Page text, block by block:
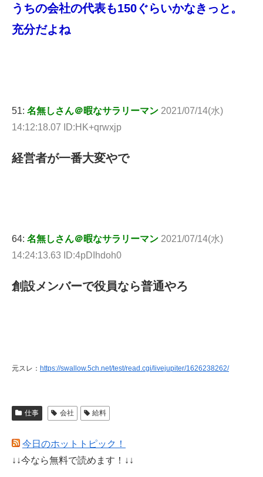
うちの会社の代表も150ぐらいかなきっと。
充分だよね
51: 名無しさん＠暇なサラリーマン 2021/07/14(水)
14:12:18.07 ID:HK+qrwxjp
経営者が一番大変やで
64: 名無しさん＠暇なサラリーマン 2021/07/14(水)
14:24:13.63 ID:4pDIhdoh0
創設メンバーで役員なら普通やろ
元スレ： https://swallow.5ch.net/test/read.cgi/livejupiter/1626238262/
仕事 会社 給料
今日のホットトピック！
↓↓今なら無料で読めます！↓↓